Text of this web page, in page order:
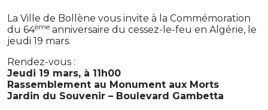
La Ville de Bollène vous invite à la Commémoration
du 64ème anniversaire du cessez-le-feu en Algérie, le
jeudi 19 mars.
Rendez-vous :
Jeudi 19 mars, à 11h00
Rassemblement au Monument aux Morts
Jardin du Souvenir – Boulevard Gambetta